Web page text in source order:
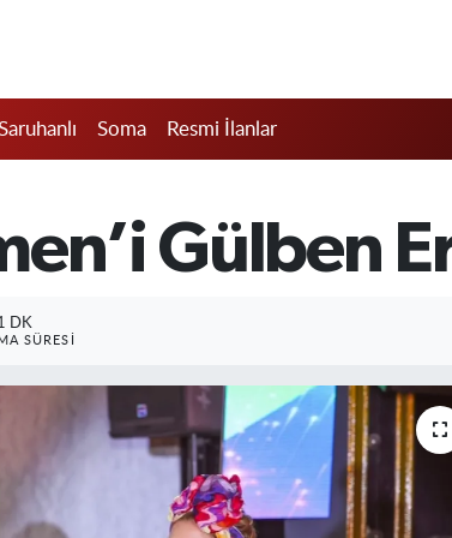
Soma Resmi İlanlar
Gülben
DK
SÜRESI